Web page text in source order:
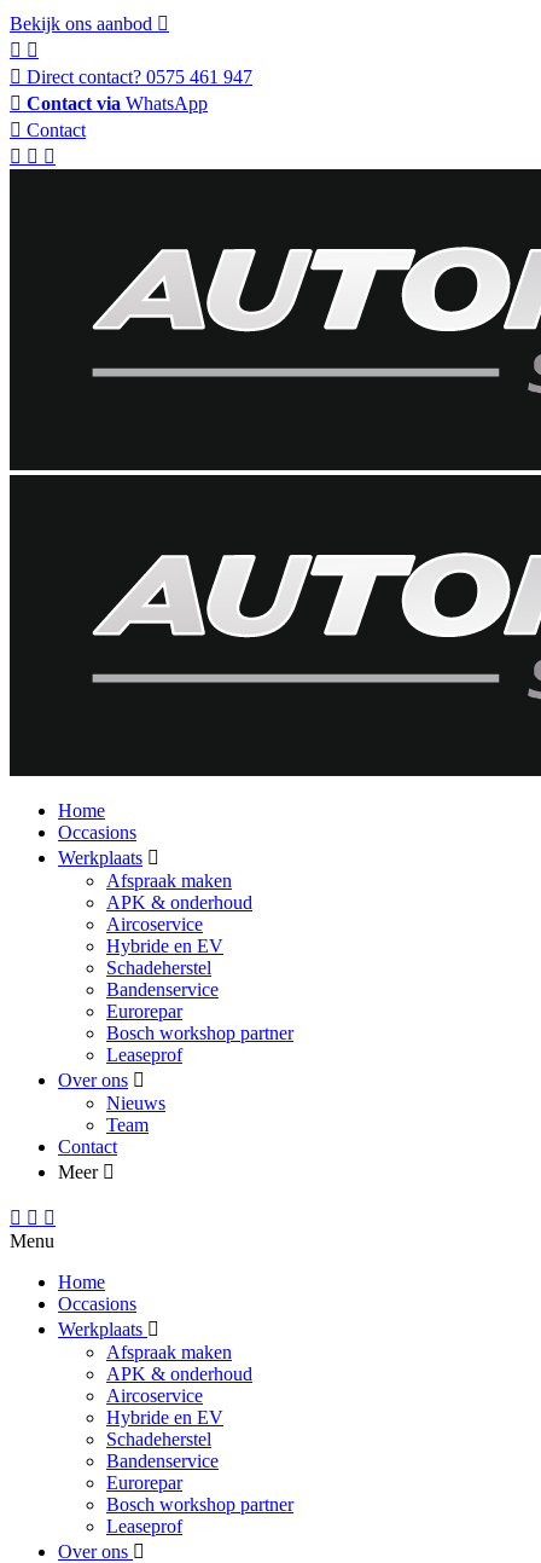
Bekijk ons aanbod
Direct contact? 0575 461 947
Contact via WhatsApp
Contact
Home
Occasions
Werkplaats
Afspraak maken
APK & onderhoud
Aircoservice
Hybride en EV
Schadeherstel
Bandenservice
Eurorepar
Bosch workshop partner
Leaseprof
Over ons
Nieuws
Team
Contact
Meer
Menu
Home
Occasions
Werkplaats
Afspraak maken
APK & onderhoud
Aircoservice
Hybride en EV
Schadeherstel
Bandenservice
Eurorepar
Bosch workshop partner
Leaseprof
Over ons